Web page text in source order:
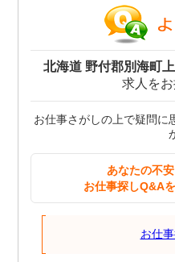
北海道 野付郡別海町
求人を
お仕事さがしの上で疑問に
あなたの不
お仕事探しQ&A
お仕